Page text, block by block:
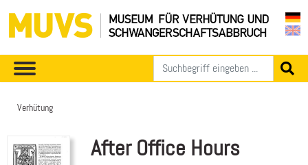
Verhütung
After Office Hours